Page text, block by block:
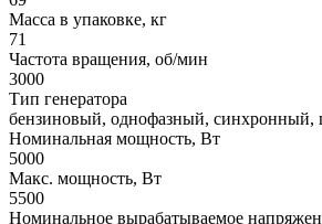
Масса в упаковке, кг
71
Частота вращения, об/мин
3000
Тип генератора
бензиновый, однофазный, синхронный,
Номинальная мощность, Вт
5000
Макс. мощность, Вт
5500
Номинальное вырабатываемое